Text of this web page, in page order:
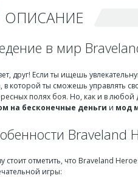
ОПИСАНИЕ
в мир
друг! Если ты ищешь
в которой ты сможешь управлять
полях боя. Но, как и в любой
на бесконечные деньги и мод
Braveland
стоит отметить, что Braveland
игры: